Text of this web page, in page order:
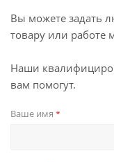
Вы можете задать
товару или работе
Наши
вам помогут.
Ваше имя *